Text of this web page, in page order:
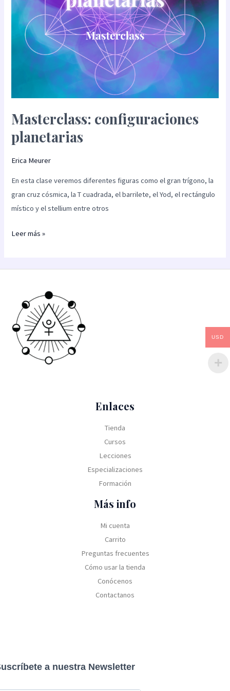
Masterclass: configuraciones
planetarias
Erica Meurer
En esta clase veremos diferentes figuras como el gran trígono, la
gran cruz cósmica, la T cuadrada, el barrilete, el Yod, el rectángulo
místico y el stellium entre otros
Leer más »
Enlaces
Tienda
Cursos
Lecciones
Especializaciones
Formación
Más info
Mi cuenta
Carrito
Preguntas frecuentes
Cómo usar la tienda
Conócenos
Contactanos
a nuestra Newsletter
USD